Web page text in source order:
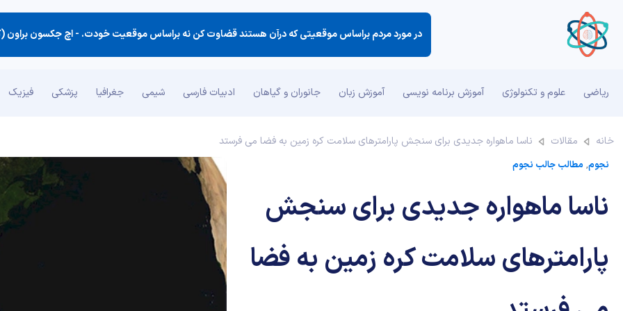
در مورد مردم براساس موقعیتی كه درآن هستند قضاوت كن نه براساس موقعیت خودت. -اچ جکسون براون (کتاب
ریاضی علوم و تکنولوژی آموزش برنامه نویسی آموزش زبان جانوران و گیاهان ادبیات فارسی شیمی جغرافیا پزشکی فیزیک
خانه مقالات ناسا ماهواره جدیدی برای سنجش پارامترهای سلامت کره زمین به فضا می فرستد
نجوم,مطالب جالب نجوم
ناسا ماهواره جدیدی برای سنجش
پارامترهای سلامت کره زمین به فضا